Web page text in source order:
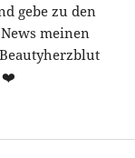
gebe zu den
meinen
❤️